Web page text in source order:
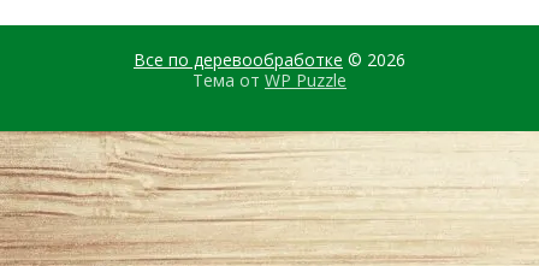
Все по деревообработке © 2026
Тема от WP Puzzle